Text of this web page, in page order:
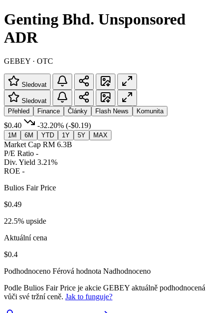
Genting Bhd. Unsponsored
ADR
GEBEY · OTC
Sledovat
Sledovat
Přehled
Finance Články Flash News Komunita
$0.40 -32.20% (-$0.19)
1M 6M YTD 1Y 5Y MAX
Market Cap RM 6.3B
P/E Ratio -
Div. Yield 3.21%
ROE -
Bulios Fair Price
$0.49
22.5% upside
Aktuální cena
$0.4
Podhodnoceno Férová hodnota Nadhodnoceno
Podle Bulios Fair Price je akcie GEBEY aktuálně podhodnocená
vůči své tržní ceně. Jak to funguje?